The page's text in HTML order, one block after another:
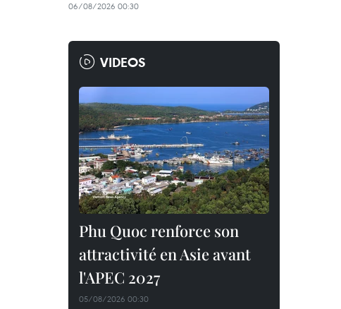
06/08/2026 00:30
VIDEOS
Phu Quoc renforce son
attractivité en Asie avant
l'APEC 2027
05/08/2026 00:30